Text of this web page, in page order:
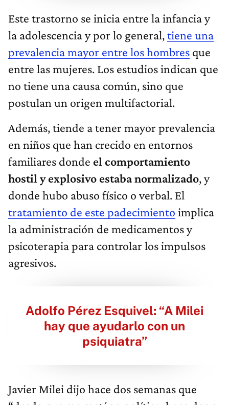
Este trastorno se inicia entre la infancia y
la adolescencia y por lo general,tiene una
prevalencia mayor entre los hombres que
entre las mujeres. Los estudios indican que
no tiene una causa común, sino que
postulan un origen multifactorial.
Además, tiende a tener mayor prevalencia
en niños que han crecido en entornos
familiares donde el comportamiento
hostil y explosivo estaba normalizado, y
donde hubo abuso físico o verbal. El
tratamiento de este padecimiento implica
la administración de medicamentos y
psicoterapia para controlar los impulsos
agresivos.
Adolfo Pérez Esquivel: “A Milei
hay que ayudarlo con un
psiquiatra”
Javier Milei dijo hace dos semanas que